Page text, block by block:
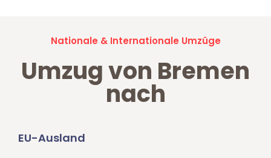
Nationale & Internationale Umzüge
Umzug von Bremen
nach
EU-Ausland